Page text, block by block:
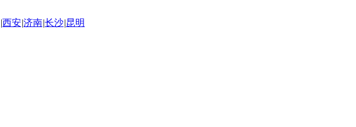
|西安|济南|长沙|昆明